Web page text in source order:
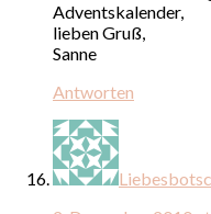
Adventskalender,
lieben Gruß,
Sanne
Antworten